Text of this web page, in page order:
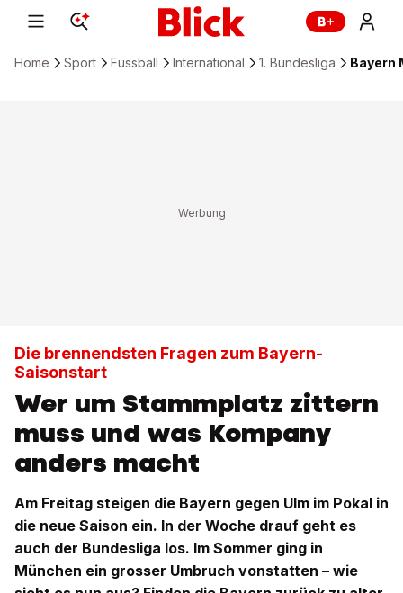
Home Sport Fussball International 1. Bundesliga Bayern
Die brennendsten Fragen zum Bayern-
Saisonstart
Wer um Stammplatz zittern
muss und was Kompany
anders macht
Am Freitag steigen die Bayern gegen Ulm im Pokal in
die neue Saison ein. In der Woche drauf geht es
auch der Bundesliga los. Im Sommer ging in
München ein grosser Umbruch vonstatten – wie